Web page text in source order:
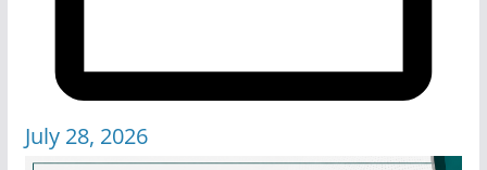
July 28, 2026